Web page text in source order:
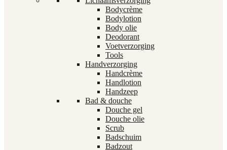
Bodycrème
Bodylotion
Body olie
Deodorant
Voetverzorging
Tools
Handverzorging
Handcrème
Handlotion
Handzeep
Bad & douche
Douche gel
Douche olie
Scrub
Badschuim
Badzout